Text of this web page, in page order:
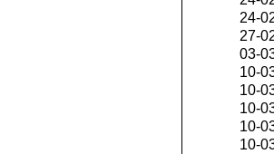
24-
27-
03-
10-
10-
10-
10-
10-